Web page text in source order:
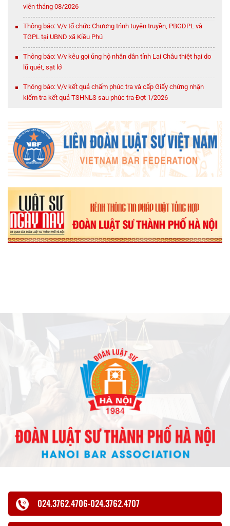
viên tháng 08/2026
Thông báo: V/v tổ chức Chương trình tuyên truyền, PBGDPL và
TGPL tại UBND xã Kiều Phú
Thông báo: V/v kêu gọi ủng hộ nhân dân tỉnh Lai Châu thiệt hại do
lũ quét, sạt lở
Thông báo: V/v kết quả chấm phúc tra và cấp Giấy chứng nhận
kiểm tra kết quả TSHNLS sau phúc tra Đợt 1/2026
024.3762.4706-024.3762.4707